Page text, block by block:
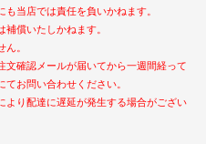
当店では責任を負いかねます。
補償いたしかねます。
ん。
文確認メールが届いてから一週間経って
お問い合わせください。
より配達に遅延が発生する場合がござい